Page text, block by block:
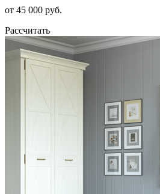
от 45 000 руб.
Рассчитать